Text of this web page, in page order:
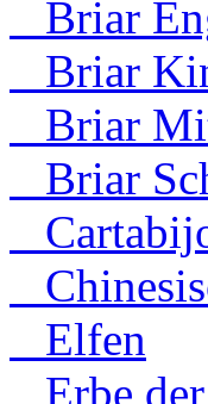
Briar
Briar
Briar
Briar
Elfen
Erbe